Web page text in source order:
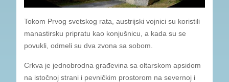
Tokom Prvog svetskog rata, austrijski vojnici su koristili
manastirsku pripratu kao konjušnicu, a kada su se
povukli, odmeli su dva zvona sa sobom.
Crkva je jednobrodna građevina sa oltarskom apsidom
na istočnoj strani i pevničkim prostorom na severnoj i